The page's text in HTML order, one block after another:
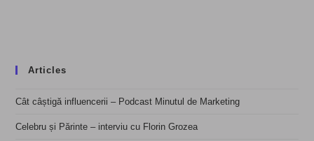
Articles
Cât câștigă influencerii – Podcast Minutul de Marketing
Celebru și Părinte – interviu cu Florin Grozea